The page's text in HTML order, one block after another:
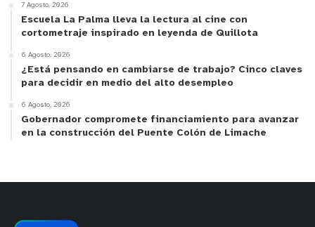
7 Agosto, 2026
Escuela La Palma lleva la lectura al cine con
cortometraje inspirado en leyenda de Quillota
6 Agosto, 2026
¿Está pensando en cambiarse de trabajo? Cinco claves
para decidir en medio del alto desempleo
6 Agosto, 2026
Gobernador compromete financiamiento para avanzar
en la construcción del Puente Colón de Limache